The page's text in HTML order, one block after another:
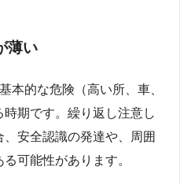
薄い
本的な危険（高い所、車、
期です。繰り返し注意し
安全認識の発達や、周囲
可能性があります。